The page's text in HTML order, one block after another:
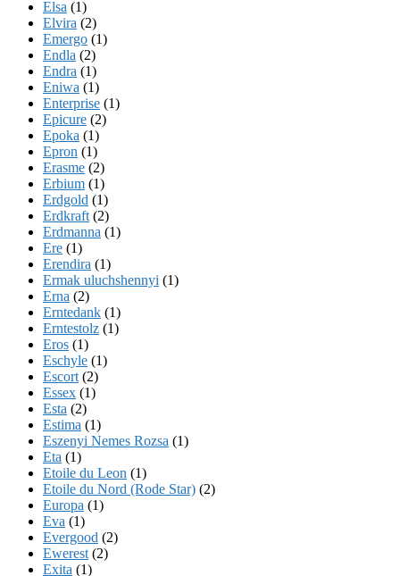
Elsa (1)
Elvira (2)
Emergo (1)
Endla (2)
Endra (1)
Eniwa (1)
Enterprise (1)
Epicure (2)
Epoka (1)
Epron (1)
Erasme (2)
Erbium (1)
Erdgold (1)
Erdkraft (2)
Erdmanna (1)
Ere (1)
Erendira (1)
Ermak uluchshennyi (1)
Erna (2)
Erntedank (1)
Erntestolz (1)
Eros (1)
Eschyle (1)
Escort (2)
Essex (1)
Esta (2)
Estima (1)
Eszenyi Nemes Rozsa (1)
Eta (1)
Etoile du Leon (1)
Etoile du Nord (Rode Star) (2)
Europa (1)
Eva (1)
Evergood (2)
Ewerest (2)
Exita (1)